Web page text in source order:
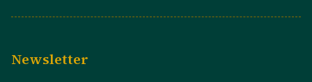
Newsletter